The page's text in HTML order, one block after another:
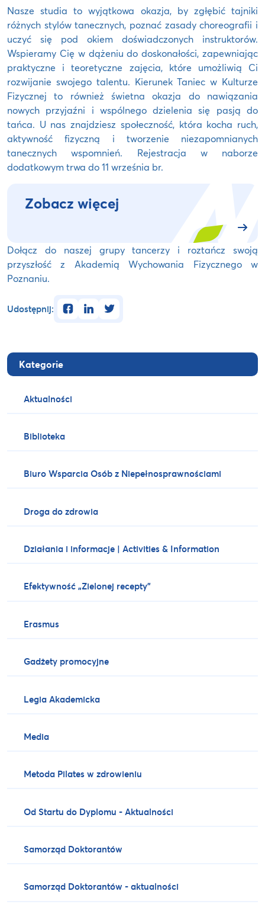
Kategorie
Aktualności
Biblioteka
Biuro Wsparcia Osób z Niepełnosprawnościami
Droga do zdrowia
Działania i informacje | Activities & Information
Efektywność „Zielonej recepty”
Erasmus
Gadżety promocyjne
Legia Akademicka
Media
Metoda Pilates w zdrowieniu
Od Startu do Dyplomu - Aktualności
Samorząd Doktorantów
Samorząd Doktorantów - aktualności
Nasze studia to wyjątkowa okazja, by zgłębić tajniki
różnych stylów tanecznych, poznać zasady choreografii i
uczyć się pod okiem doświadczonych instruktorów.
Wspieramy Cię w dążeniu do doskonałości, zapewniając
praktyczne i teoretyczne zajęcia, które umożliwią Ci
rozwijanie swojego talentu. Kierunek Taniec w Kulturze
Fizycznej to również świetna okazja do nawiązania
nowych przyjaźni i wspólnego dzielenia się pasją do
tańca. U nas znajdziesz społeczność, która kocha ruch,
aktywność fizyczną i tworzenie niezapomnianych
tanecznych wspomnień. Rejestracja w naborze
dodatkowym trwa do 11 września br.
Zobacz więcej
Dołącz do naszej grupy tancerzy i roztańcz swoją
przyszłość z Akademią Wychowania Fizycznego w
Poznaniu.
Udostępnij: facebooklinkedintwitter